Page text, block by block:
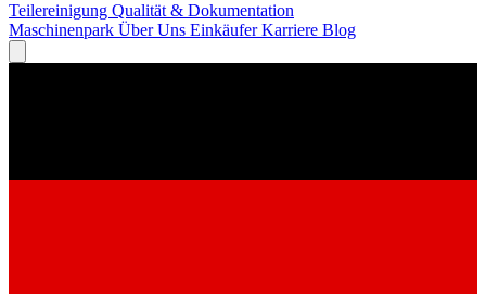
Teilereinigung Qualität & Dokumentation
Maschinenpark Über Uns EinkäuferKarriere Blog